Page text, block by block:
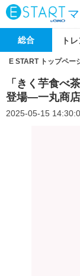
総合 ト
E START トップペー
「きく芋食べ
登場―一丸商店
2025-05-15